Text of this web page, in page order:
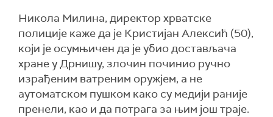
Никола Милина, директор хрватске
полиције каже да је Кристијан Алексић (50),
који је осумњичен да је убио достављача
хране у Дрнишу, злочин починио ручно
израђеним ватреним оружјем, а не
аутоматском пушком како су медији раније
пренели, као и да потрага за њим још траје.